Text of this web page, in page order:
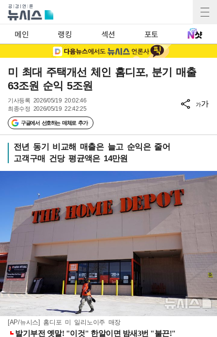
메인 랭킹 섹션 포토
미 최대 주택개선 체인 홈디포, 분기 매출
63조원 순익 5조원
기사등록 2026/05/19 20:02:46
최종수정 2026/05/19 22:42:25
구글에서 선호하는 매체로 추가
가가
전년 동기 비교해 매출은 늘고 순익은 줄어
고객구매 건당 평균액은 14만원
[AP/뉴시스] 홈디포 미 일리노이주 매장